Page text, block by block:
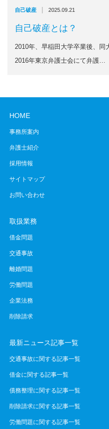
自己破産 | 2025.09.21
自己破産とは？
2010年、早稲田大学卒業後、同
2016年東京弁護士会にて弁護…
HOME
事務所案内
弁護士紹介
採用情報
サイトマップ
お問い合わせ
取扱業務
借金問題
交通事故
離婚問題
労働問題
企業法務
削除請求
最新ニュース記事一覧
交通事故に関する記事一覧
借金に関する記事一覧
債務整理に関する記事一覧
削除請求に関する記事一覧
労働問題に関する記事一覧